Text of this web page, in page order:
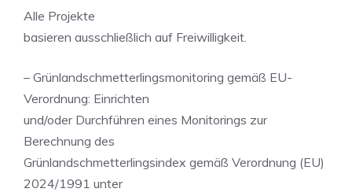
Alle Projekte
basieren ausschließlich auf Freiwilligkeit.
– Grünlandschmetterlingsmonitoring gemäß EU-
Verordnung: Einrichten
und/oder Durchführen eines Monitorings zur
Berechnung des
Grünlandschmetterlingsindex gemäß Verordnung (EU)
2024/1991 unter